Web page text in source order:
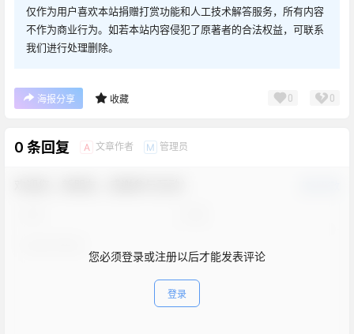
仅作为用户喜欢本站捐赠打赏功能和人工技术解答服务，所有内容
不作为商业行为。如若本站内容侵犯了原著者的合法权益，可联系
我们进行处理删除。
海报分享 收藏 0 0
0 条回复 A 文章作者 M 管理员
您必须登录或注册以后才能发表评论
登录